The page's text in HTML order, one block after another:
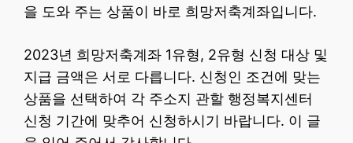
을 도와 주는 상품이 바로 희망저축계좌입니다.
2023년 희망저축계좌 1유형, 2유형 신청 대상 및
지급 금액은 서로 다릅니다. 신청인 조건에 맞는
상품을 선택하여 각 주소지 관할 행정복지센터
신청 기간에 맞추어 신청하시기 바랍니다. 이 글